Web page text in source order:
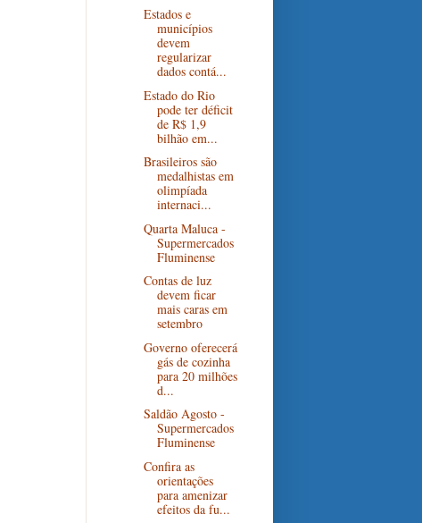
Estados e
municípios
devem
regularizar
dados contá...
Estado do Rio
pode ter déficit
de R$ 1,9
bilhão em...
Brasileiros são
medalhistas em
olimpíada
internaci...
Quarta Maluca -
Supermercados
Fluminense
Contas de luz
devem ficar
mais caras em
setembro
Governo oferecerá
gás de cozinha
para 20 milhões
d...
Saldão Agosto -
Supermercados
Fluminense
Confira as
orientações
para amenizar
efeitos da fu...